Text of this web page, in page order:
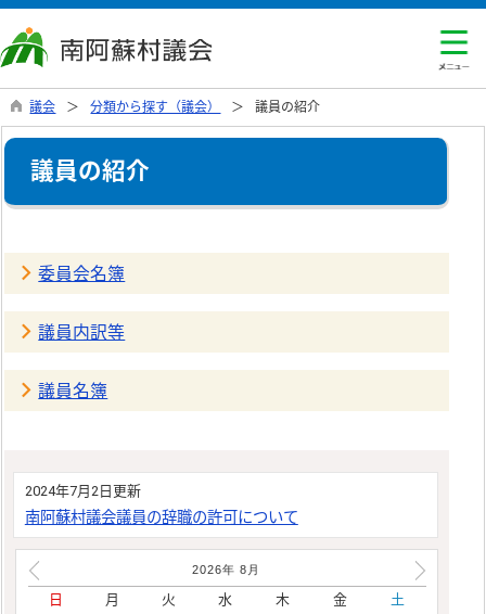
議会 分類から探す（議会） 議員の紹介
議員の紹介
委員会名簿
議員内訳等
議員名簿
2024年7月2日更新
南阿蘇村議会議員の辞職の許可について
2026年 8 月
日 月 火 水 木 金
土